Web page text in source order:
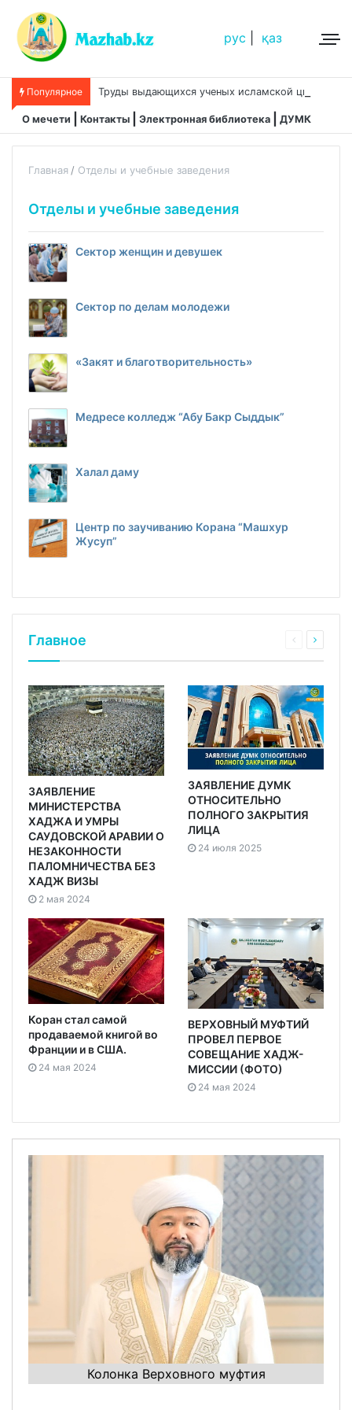
рус қаз
Популярное
О мечети Контакты Электронная библиотека ДУМК
Главная Отделы и учебные заведения
Отделы и учебные заведения
Сектор женщин и девушек
Сектор по делам молодежи
«Закят и благотворительность»
Медресе колледж “Абу Бакр Сыддык”
Халал даму
Центр по заучиванию Корана “Машхур
Жусуп”
Главное
ЗАЯВЛЕНИЕ
МИНИСТЕРСТВА
ХАДЖА И УМРЫ
САУДОВСКОЙ АРАВИИ О
НЕЗАКОННОСТИ
ПАЛОМНИЧЕСТВА БЕЗ
ХАДЖ ВИЗЫ
2 мая 2024
ЗАЯВЛЕНИЕ ДУМК
ОТНОСИТЕЛЬНО
ПОЛНОГО ЗАКРЫТИЯ
ЛИЦА
24 июля 2025
Коран стал самой
продаваемой книгой во
Франции и в США.
24 мая 2024
ВЕРХОВНЫЙ МУФТИЙ
ПРОВЕЛ ПЕРВОЕ
СОВЕЩАНИЕ ХАДЖ-
МИССИИ (ФОТО)
24 мая 2024
Колонка Верховного муфтия